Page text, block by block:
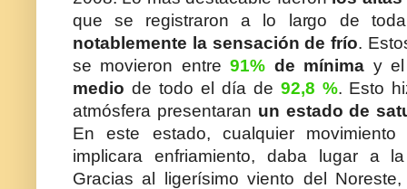
que se registraron a lo largo de
notablemente la sensación de frío.
se movieron entre91% de mínima y
medio de todo el día de 92,8 %. Esto
atmósfera presentaran un estado de
En este estado, cualquier
implicara enfriamiento, daba lugar a
Gracias al ligerísimo viento del